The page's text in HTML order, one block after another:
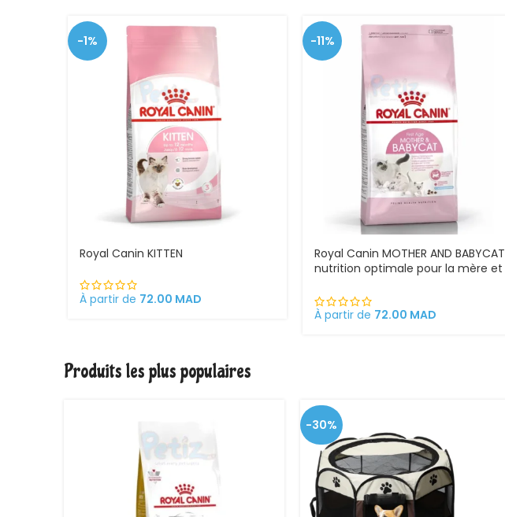
-1%
Royal Canin KITTEN
À partir de 72.00 MAD
-11%
Royal Canin MOTHER AND BABYCAT
nutrition optimale pour la mère et
chattes gestantes/allaitantes et
chatons
À partir de 72.00 MAD
Produits les plus populaires
-30%